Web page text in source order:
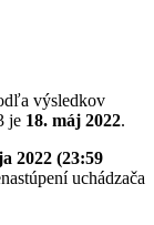
výsledkov
je 18. máj 2022.
2022 (23:59
uchádzača